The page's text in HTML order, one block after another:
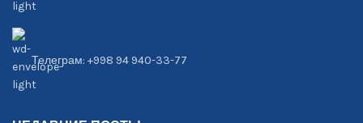
Телеграм: +998 94 940-33-77